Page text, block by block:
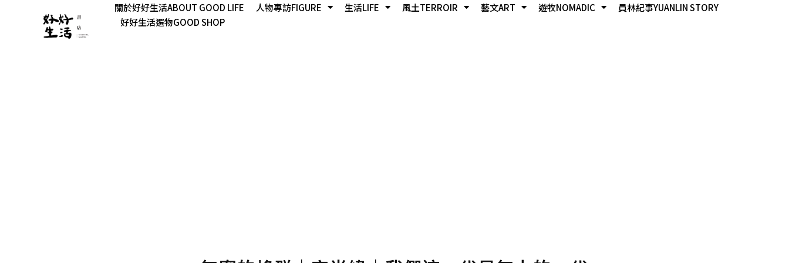
關於好好生活ABOUT GOOD LIFE 人物專訪FIGURE 生活LIFE 風土TERROIR 藝文ART 遊牧NOMADIC
員林紀事YUANLIN STORY
好好生活選物GOOD SHOP